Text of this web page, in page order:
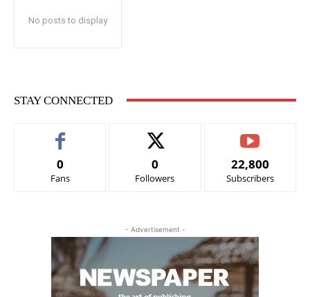
No posts to display
STAY CONNECTED
0
Fans
0
Followers
22,800
Subscribers
- Advertisement -